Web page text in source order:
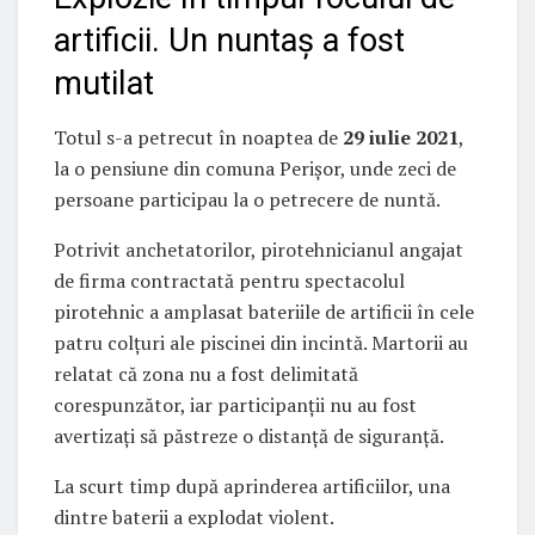
artificii. Un nuntaș a fost
mutilat
Totul s-a petrecut în noaptea de 29 iulie 2021,
la o pensiune din comuna Perișor, unde zeci de
persoane participau la o petrecere de nuntă.
Potrivit anchetatorilor, pirotehnicianul angajat
de firma contractată pentru spectacolul
pirotehnic a amplasat bateriile de artificii în cele
patru colțuri ale piscinei din incintă. Martorii au
relatat că zona nu a fost delimitată
corespunzător, iar participanții nu au fost
avertizați să păstreze o distanță de siguranță.
La scurt timp după aprinderea artificiilor, una
dintre baterii a explodat violent.